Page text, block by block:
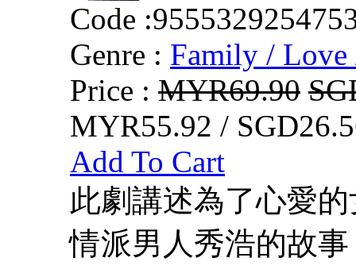
Code :
Genre : Family / Love
Price : MYR69.90
MYR55.92 /
Add To Cart
此劇講述為了心愛
情派男人秀浩的故事